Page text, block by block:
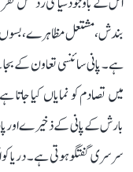
بندش، مشتعل مظاہرے، بسوں میں
ہے۔ پانی سائنسی تعاون کے
میں تصادم کو نمایاں کیا جاتا
بارش کے پانی کے ذخیرے اور
سرسری گفتگو ہوتی ہے۔ دریا کو